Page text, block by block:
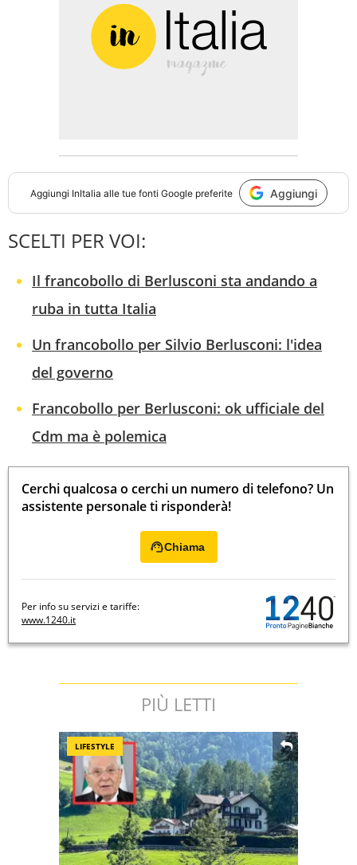
Aggiungi InItalia alle tue fonti Google preferite Aggiungi
SCELTI PER VOI:
Il francobollo di Berlusconi sta andando a
ruba in tutta Italia
Un francobollo per Silvio Berlusconi: l'idea
del governo
Francobollo per Berlusconi: ok ufficiale del
Cdm ma è polemica
Cerchi qualcosa o cerchi un numero di telefono? Un
assistente personale ti risponderà!
Chiama
Per info su servizi e tariffe:
www.1240.it
PIÙ LETTI
LIFESTYLE